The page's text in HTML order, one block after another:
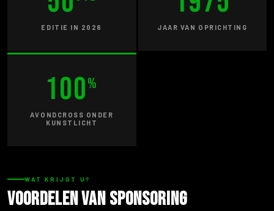
EDITIE IN 2026 JAAR VAN OPRICHTING
100%
AVONDCROSS ONDER
KUNSTLICHT
WAT KRIJGT U?
Voordelen van sponsoring